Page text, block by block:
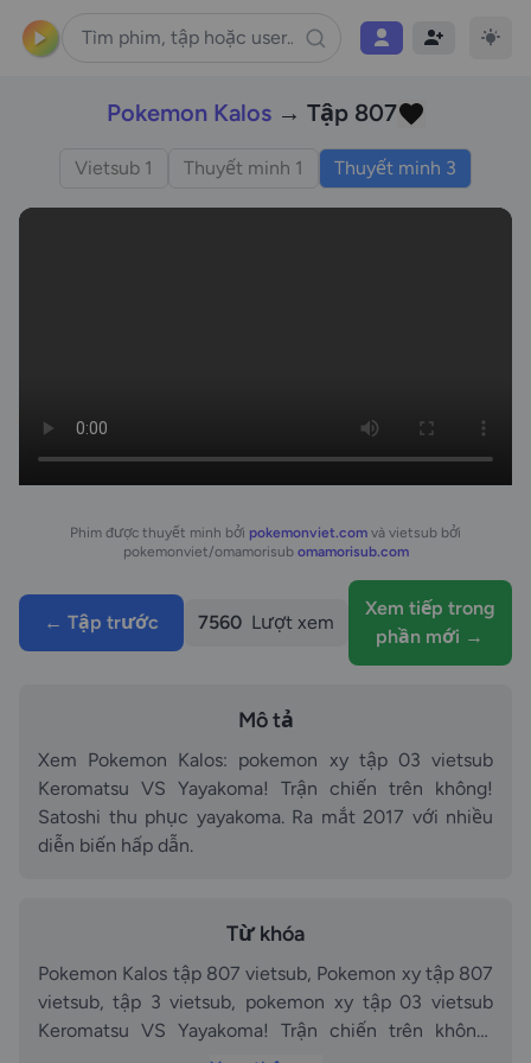
Pokemon Kalos→ Tập 807
Vietsub 1 Thuyết minh 1 Thuyết minh 3
Phim được thuyết minh bởi pokemonviet.com và vietsub bởi
pokemonviet/omamorisub omamorisub.com
← Tập trước 7560 Lượt xem
Xem tiếp trong
phần mới →
Mô tả
Xem Pokemon Kalos: pokemon xy tập 03 vietsub
Keromatsu VS Yayakoma! Trận chiến trên không!
Satoshi thu phục yayakoma. Ra mắt 2017 với nhiều
diễn biến hấp dẫn.
Từ khóa
Pokemon Kalos tập 807 vietsub, Pokemon xy tập 807
vietsub, tập 3 vietsub, pokemon xy tập 03 vietsub
Keromatsu VS Yayakoma! Trận chiến trên không!